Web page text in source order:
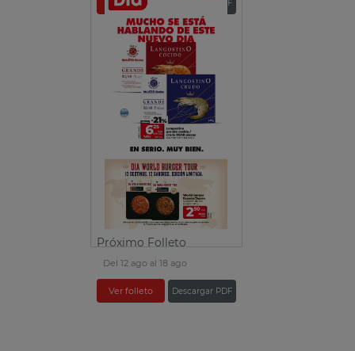
Ver folleto Descargar PDF
Próximo Folleto
Del 12 ago al 18 ago
Ver folleto Descargar PDF